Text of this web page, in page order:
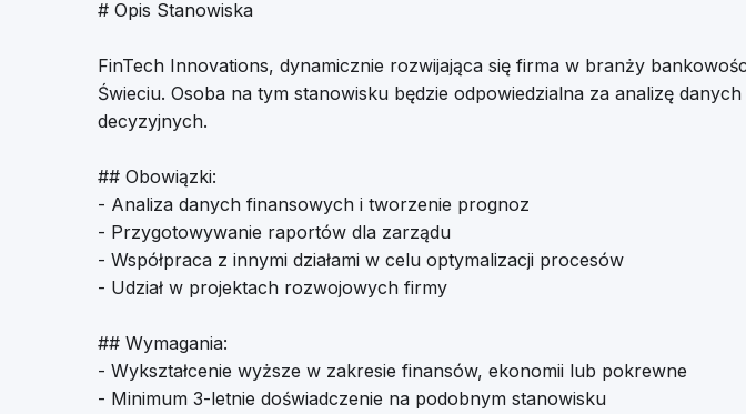
# Opis Stanowiska
FinTech Innovations, dynamicznie rozwijająca się firma w branży
Świeciu. Osoba na tym stanowisku będzie odpowiedzialna za analizę
decyzyjnych.
## Obowiązki:
- Analiza danych finansowych i tworzenie prognoz
- Przygotowywanie raportów dla zarządu
- Współpraca z innymi działami w celu optymalizacji procesów
- Udział w projektach rozwojowych firmy
## Wymagania:
- Wykształcenie wyższe w zakresie finansów, ekonomii lub pokrewne
- Minimum 3-letnie doświadczenie na podobnym stanowisku